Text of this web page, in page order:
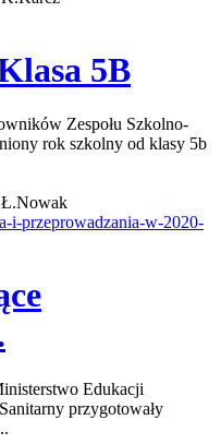
5B
Zespołu Szkolno-
rok szkolny od klasy 5b
Ł.Nowak
Edukacji
przygotowały